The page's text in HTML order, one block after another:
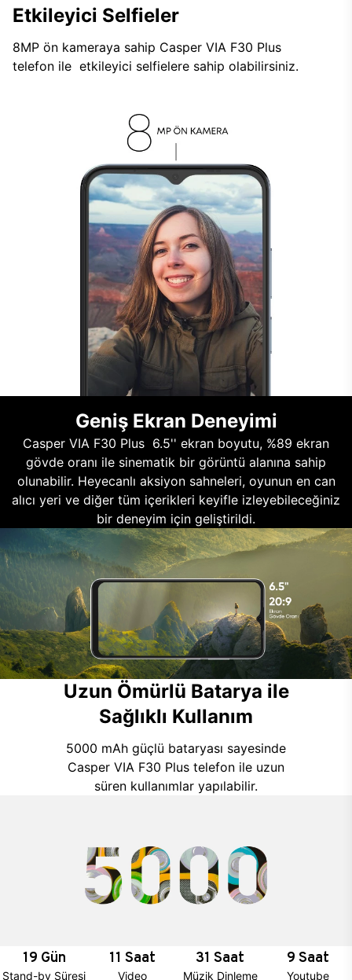
Etkileyici Selfieler
8MP ön kameraya sahip Casper VIA F30 Plus
telefon ile etkileyici selfielere sahip olabilirsiniz.
Geniş Ekran Deneyimi
Casper VIA F30 Plus 6.5'' ekran boyutu, %89 ekran
gövde oranı ile sinematik bir görüntü alanına sahip
olunabilir. Heyecanlı aksiyon sahneleri, oyunun en can
alıcı yeri ve diğer tüm içerikleri keyifle izleyebileceğiniz
bir deneyim için geliştirildi.
Uzun Ömürlü Batarya ile
Sağlıklı Kullanım
5000 mAh güçlü bataryası sayesinde
Casper VIA F30 Plus telefon ile uzun
süren kullanımlar yapılabilir.
19 Gün
Stand-by Süresi
11 Saat
Video
31 Saat
Müzik Dinleme
9 Saat
Youtube